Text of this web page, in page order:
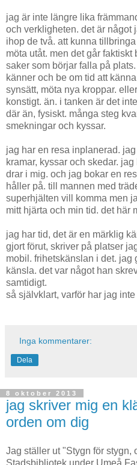
jag är inte längre lika
och verkligheten. det är något
ihop de två. att kunna
möta utåt. men det går
saker som börjar falla på
känner och be om tid att
synsätt, möta nya kroppar.
konstigt. än. i tanken är det
där än, fysiskt. många steg
smekningar och kyssar.
jag har en resa inplanerad.
kramar, kyssar och skedar.
drar i mig. och jag bokar en
håller på. till mannen med
superhjälten vill komma men
mitt hjärta och min tid. det här
jag har tid, det är en märklig
gjort förut, skriver på platser
mobil. frihetskänslan i det. jag
känsla. det var något han
samtidigt.
så självklart, varför har jag
Inga kommentarer:
Dela
8 oktober 2013
jag skriver mig en
orden om dig
Jag ställer ut "Stygn för stygn,
Stadsbibliotek under Umeå